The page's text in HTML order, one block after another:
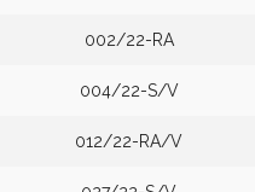
002/22-RA
004/22-S/V
012/22-RA/V